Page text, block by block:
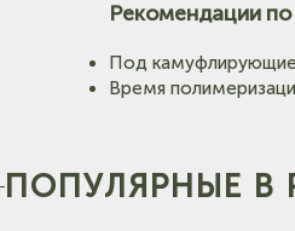
Рекомендации
Под
Время
ПОПУЛЯРНЫЕ В